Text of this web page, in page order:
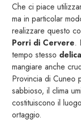
Che ci piace
ma in particolar
realizzare questo
Porri di Cervere.
tempo stesso
mangiare anche
Provincia di Cuneo
sabbioso, il clima
costituiscono il
ortaggio.